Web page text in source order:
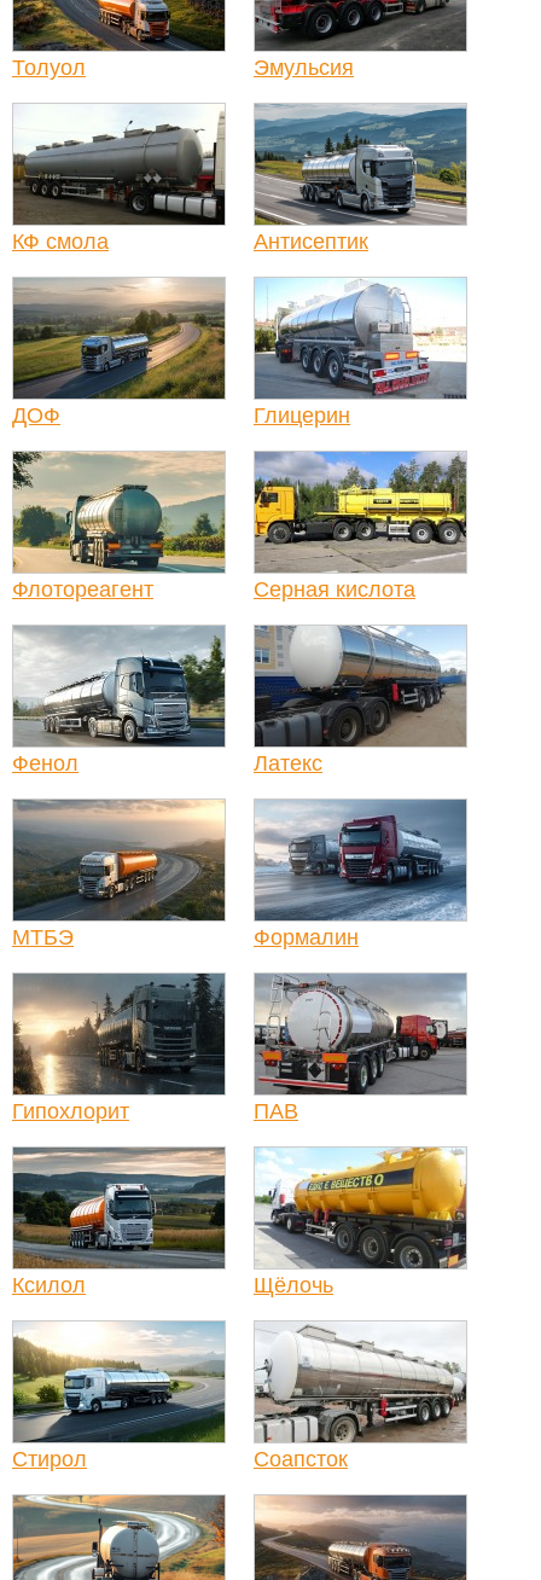
Толуол Эмульсия
КФ смола Антисептик
ДОФ Глицерин
Флотореагент Серная кислота
Фенол Латекс
МТБЭ Формалин
Гипохлорит ПАВ
Ксилол Щёлочь
Стирол Соапсток